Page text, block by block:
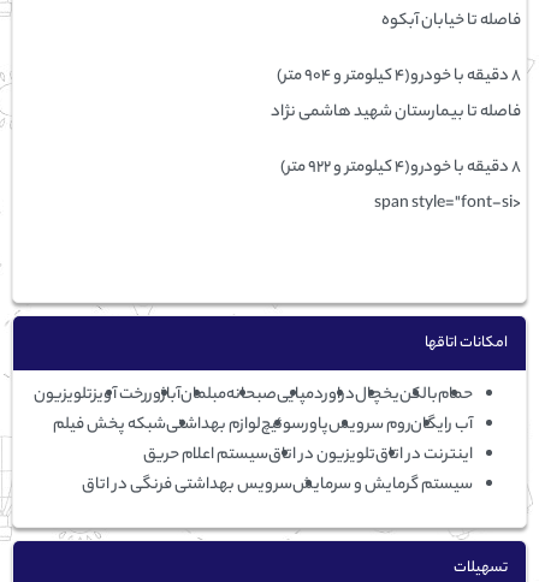
فاصله تا خیابان آبکوه
۸ دقیقه با خودرو(۴ کیلومتر و ۹۰۴ متر)
فاصله تا بيمارستان شهید هاشمی نژاد
۸ دقیقه با خودرو(۴ کیلومتر و ۹۲۲ متر)
<span style="font-si
امكانات اتاقها
حمامبالکنیخچالدراوردمپاییصبحانهمبلمانآباژوررخت آویزتلویزیون
آب رایگانروم سرویسپاورسوئیچلوازم بهداشتیشبکه پخش فیلم
اینترنت در اتاقتلویزیون در اتاقسیستم اعلام حریق
سیستم گرمایش و سرمایشسرویس بهداشتی فرنگی در اتاق
تسهيلات